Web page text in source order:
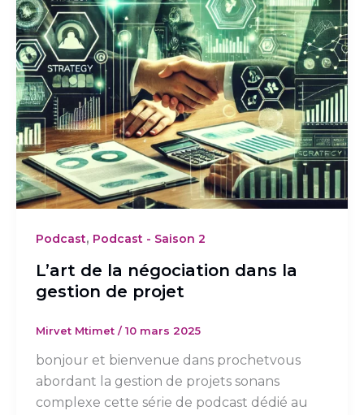
Podcast, Podcast - Saison 2
L’art de la négociation dans la
gestion de projet
Mirvet Mtimet /10 mars 2025
bonjour et bienvenue dans prochetvous
abordant la gestion de projets sonans
complexe cette série de podcast dédié au